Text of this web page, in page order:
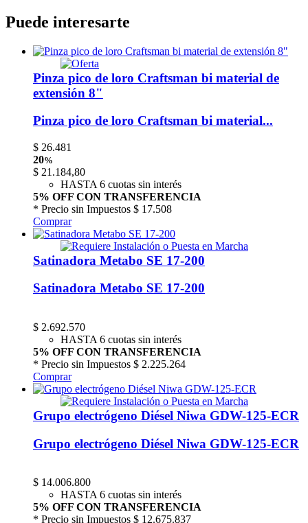
Puede interesarte
Pinza pico de loro Craftsman bi material de
extensión 8"
Pinza pico de loro Craftsman bi material...
$ 26.481
20%
$ 21.184,80
HASTA 6 cuotas sin interés
5% OFF CON TRANSFERENCIA
* Precio sin Impuestos $ 17.508
Comprar
Satinadora Metabo SE 17-200
Satinadora Metabo SE 17-200
$ 2.692.570
HASTA 6 cuotas sin interés
5% OFF CON TRANSFERENCIA
* Precio sin Impuestos $ 2.225.264
Comprar
Grupo electrógeno Diésel Niwa GDW-125-ECR
Grupo electrógeno Diésel Niwa GDW-125-ECR
$ 14.006.800
HASTA 6 cuotas sin interés
5% OFF CON TRANSFERENCIA
* Precio sin Impuestos $ 12.675.837